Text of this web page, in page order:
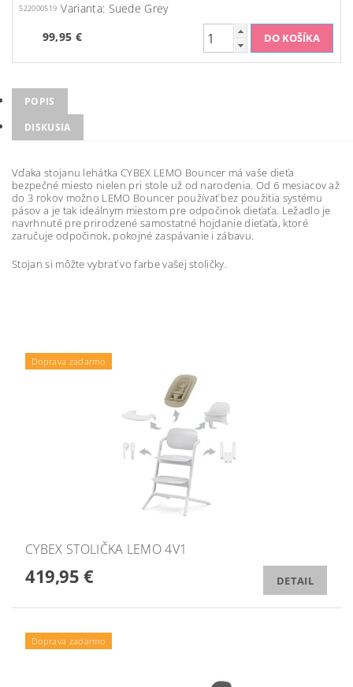
522000519 Varianta: Suede Grey
99,95 €
POPIS
DISKUSIA
Vďaka stojanu lehátka CYBEX LEMO Bouncer má vaše dieťa
bezpečné miesto nielen pri stole už od narodenia. Od 6 mesiacov až
do 3 rokov možno LEMO Bouncer používať bez použitia systému
pásov a je tak ideálnym miestom pre odpočinok dieťaťa. Ležadlo je
navrhnuté pre prirodzené samostatné hojdanie dieťaťa, ktoré
zaručuje odpočinok, pokojné zaspávanie i zábavu.
Stojan si môžte vybrať vo farbe vašej stoličky.
Doprava zadarmo
CYBEX STOLIČKA LEMO 4V1
419,95 € DETAIL
Doprava zadarmo